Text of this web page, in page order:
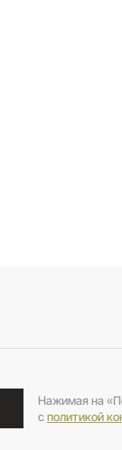
Нажимая на
cполитикой